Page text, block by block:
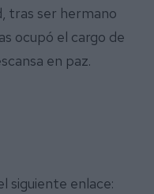
tras ser hermano
ocupó el cargo de
en paz.
siguiente enlace: